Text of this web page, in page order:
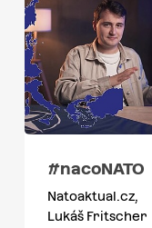
#nacoNATO
Natoaktual.cz,
Lukáš Fritscher